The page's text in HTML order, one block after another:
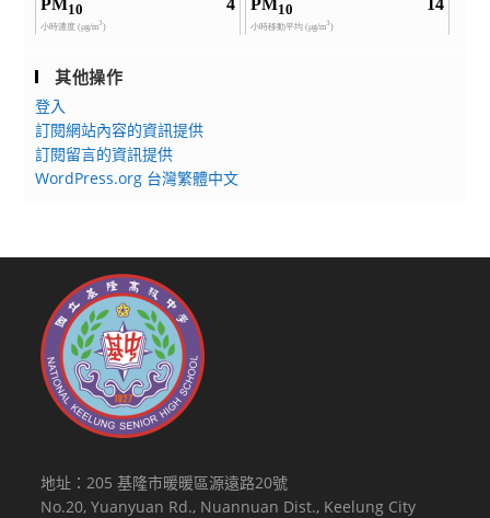
其他操作
登入
訂閱網站內容的資訊提供
訂閱留言的資訊提供
WordPress.org 台灣繁體中文
地址：205 基隆市暖暖區源遠路20號
No.20, Yuanyuan Rd., Nuannuan Dist., Keelung City